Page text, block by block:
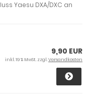
Yaesu DXA/DXC an
9,90 EUR
inkl. 19 % MwSt. zzgl.Versandkosten